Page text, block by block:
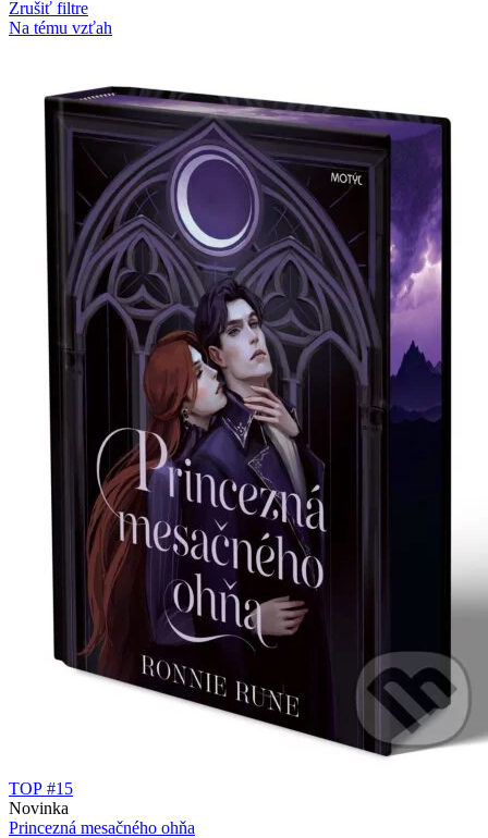
Zrušiť filtre
Na tému vzťah
TOP #15
Novinka
Princezná mesačného ohňa